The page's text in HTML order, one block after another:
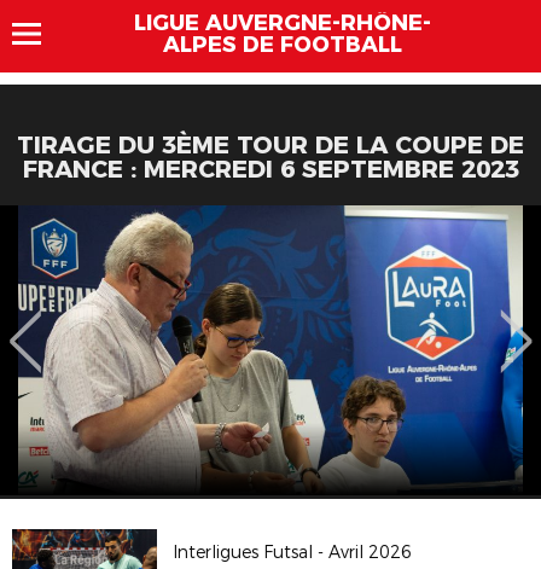
LIGUE AUVERGNE-RHÔNE-
ALPES DE FOOTBALL
TIRAGE DU 3ÈME TOUR DE LA COUPE DE
FRANCE : MERCREDI 6 SEPTEMBRE 2023
Interligues Futsal - Avril 2026